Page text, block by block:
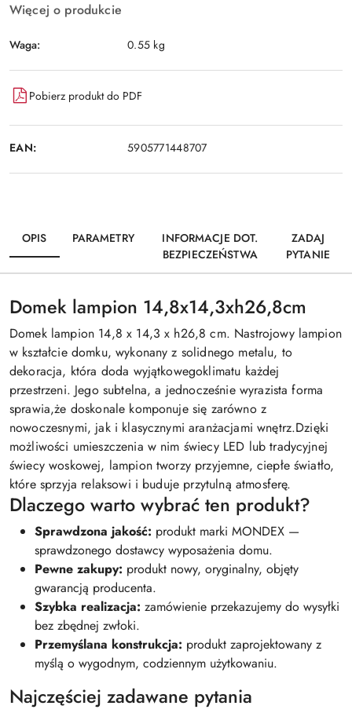
Więcej o produkcie
Waga: 0.55 kg
Pobierz produkt do PDF
EAN: 5905771448707
OPIS PARAMETRY
INFORMACJE DOT.
BEZPIECZEŃSTWA
ZADAJ
PYTANIE
Domek lampion 14,8x14,3xh26,8cm
Domek lampion 14,8 x 14,3 x h26,8 cm. Nastrojowy lampion
w kształcie domku, wykonany z solidnego metalu, to
dekoracja, która doda wyjątkowegoklimatu każdej
przestrzeni. Jego subtelna, a jednocześnie wyrazista forma
sprawia,że doskonale komponuje się zarówno z
nowoczesnymi, jak i klasycznymi aranżacjami wnętrz.Dzięki
możliwości umieszczenia w nim świecy LED lub tradycyjnej
świecy woskowej, lampion tworzy przyjemne, ciepłe światło,
które sprzyja relaksowi i buduje przytulną atmosferę.
Dlaczego warto wybrać ten produkt?
Sprawdzona jakość: produkt marki MONDEX —
sprawdzonego dostawcy wyposażenia domu.
Pewne zakupy: produkt nowy, oryginalny, objęty
gwarancją producenta.
Szybka realizacja: zamówienie przekazujemy do wysyłki
bez zbędnej zwłoki.
Przemyślana konstrukcja: produkt zaprojektowany z
myślą o wygodnym, codziennym użytkowaniu.
Najczęściej zadawane pytania